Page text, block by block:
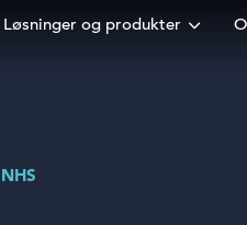
Løsninger og produkter